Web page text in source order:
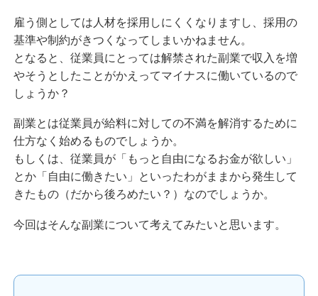
雇う側としては人材を採用しにくくなりますし、採用の
基準や制約がきつくなってしまいかねません。
となると、従業員にとっては解禁された副業で収入を増
やそうとしたことがかえってマイナスに働いているので
しょうか？
副業とは従業員が給料に対しての不満を解消するために
仕方なく始めるものでしょうか。
もしくは、従業員が「もっと自由になるお金が欲しい」
とか「自由に働きたい」といったわがままから発生して
きたもの（だから後ろめたい？）なのでしょうか。
今回はそんな副業について考えてみたいと思います。